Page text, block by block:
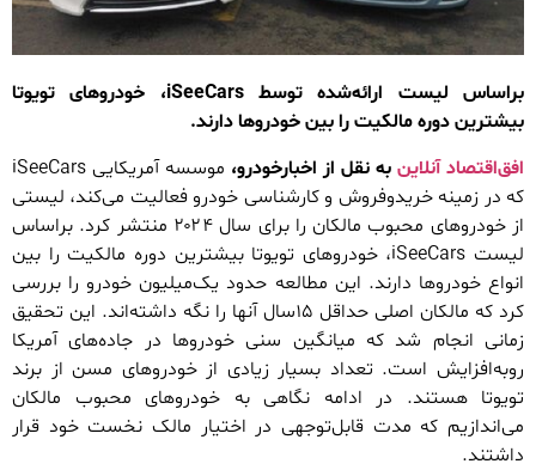
براساس لیست ارائه‌شده توسط iSeeCars، خودروهای تویوتا
بیشترین دوره مالکیت را بین خودروها دارند.
افق‌اقتصاد آنلاین به نقل از اخبارخودرو،
موسسه آمریکایی iSeeCars
که در زمینه خریدوفروش و کارشناسی خودرو فعالیت می‌کند، لیستی
از خودروهای محبوب مالکان را برای سال ۲۰۲۴ منتشر کرد. براساس
لیست iSeeCars، خودروهای تویوتا بیشترین دوره مالکیت را بین
انواع خودروها دارند. این مطالعه حدود یک‌میلیون خودرو را بررسی
کرد که مالکان اصلی حداقل ۱۵سال آنها را نگه داشته‌اند. این تحقیق
زمانی انجام شد که میانگین سنی خودروها در جاده‌های آمریکا
روبه‌افزایش است. تعداد بسیار زیادی از خودروهای مسن از برند
تویوتا هستند. در ادامه نگاهی به خودروهای محبوب مالکان
می‌اندازیم که مدت قابل‌توجهی در اختیار مالک نخست خود قرار
داشتند.